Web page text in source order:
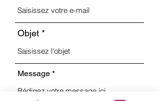
Objet
Message